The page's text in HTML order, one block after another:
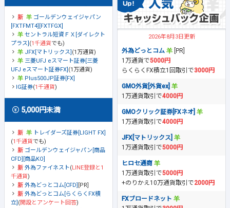
ゴールデンウェイジャパン
[FXTFMT4][FXTFGX]
セントラル短資ＦＸ[ダイレクト
プラス] (1千通貨でも)
JFX[マトリックス] (1万通貨)
三菱UFJ eスマート証券[三菱
UFJ eスマート証券FX] (1万通貨)
Plus500JP証券[FX]
IG証券(1千通貨)
5,000円未満
トレイダーズ証券[LIGHT FX]
(1千通貨でも)
ゴールデンウェイジャパン[商品
CFD][商品KO]
外為ファイネスト(LINE登録と1
千通貨)
外為どっとコム[CFD] [PR]
外為どっとコム[らくらくFX積
立] (開設とアンケート回答)
2026年8月3日更新
外為どっとコム
[PR]
1万通貨で5000円
らくらくFX積立1回取引で3000円
GMO外貨[外貨ex]
1万通貨取引で4000円
GMOクリック証券[FXネオ]
1万通貨取引で4000円
JFX[マトリックス]
1万通貨取引で5000円
ヒロセ通商
1万通貨取引で5000円
+のりかえ10万通貨取引で2000円
FXブロードネット